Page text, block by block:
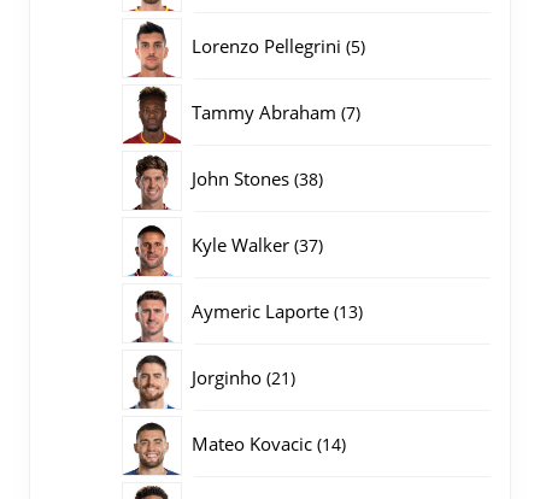
Lorenzo Pellegrini 55
Tammy Abraham 77
John Stones 3838
Kyle Walker 3737
Aymeric Laporte 1313
Jorginho 2121
Mateo Kovacic 1414